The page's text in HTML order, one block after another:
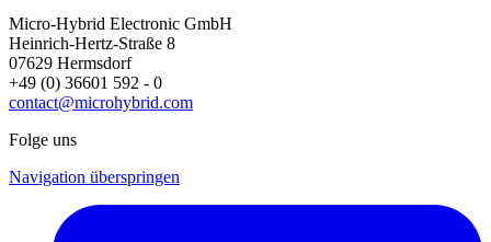
Micro-Hybrid Electronic GmbH
Heinrich-Hertz-Straße 8
07629 Hermsdorf
+49 (0) 36601 592 - 0
contact@microhybrid.com
Folge uns
Navigation überspringen